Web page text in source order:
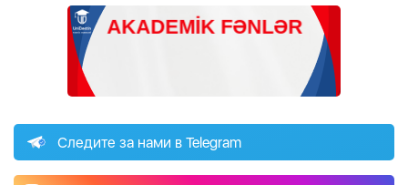
Следите за нами в Telegram